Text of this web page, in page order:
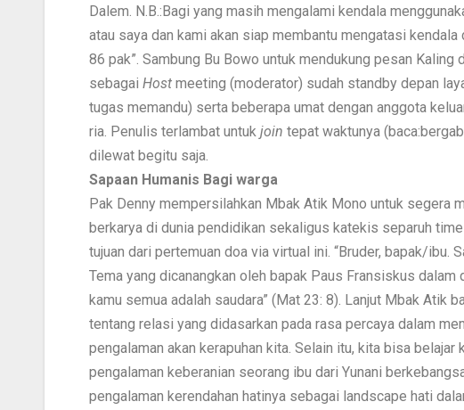
Dalem. N.B.:Bagi yang masih mengalami kendala
atau saya dan kami akan siap membantu mengatasi
86 pak”. Sambung Bu Bowo untuk mendukung pesan
sebagai Host meeting (moderator) sudah standby depan
tugas memandu) serta beberapa umat dengan anggota
ria. Penulis terlambat untuk join tepat waktunya
dilewat begitu saja.
Sapaan Humanis Bagi warga
Pak Denny mempersilahkan Mbak Atik Mono untuk segera
berkarya di dunia pendidikan sekaligus katekis separuh
tujuan dari pertemuan doa via virtual ini. “Bruder, bapak/ibu.
Tema yang dicanangkan oleh bapak Paus Fransiskus dalam
kamu semua adalah saudara” (Mat 23: 8). Lanjut Mbak Atik
tentang relasi yang didasarkan pada rasa percaya dalam
pengalaman akan kerapuhan kita. Selain itu, kita bisa
pengalaman keberanian seorang ibu dari Yunani
pengalaman kerendahan hatinya sebagai landscape hati